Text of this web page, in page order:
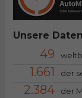
Unsere
49
1.661 der
2.384 der